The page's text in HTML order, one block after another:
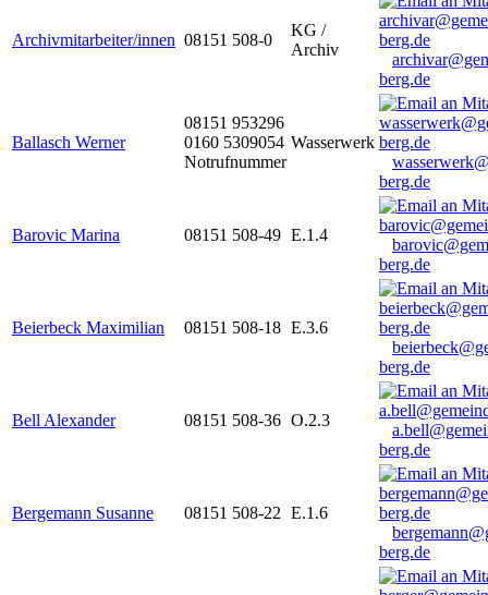
Archivmitarbeiter/innen 08151 508-0
KG /
Archiv
berg.de
Ballasch Werner
08151 953296
0160 5309054
Notrufnummer
Wasserwerk
berg.de
Barovic Marina 08151 508-49 E.1.4
berg.de
Beierbeck Maximilian 08151 508-18 E.3.6
berg.de
Bell Alexander 08151 508-36 O.2.3
berg.de
Bergemann Susanne 08151 508-22 E.1.6
berg.de